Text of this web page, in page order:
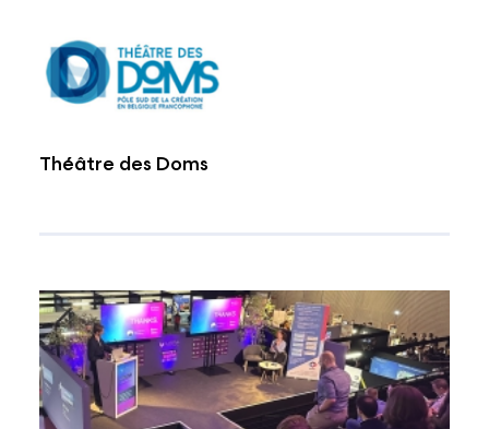
Théâtre des Doms